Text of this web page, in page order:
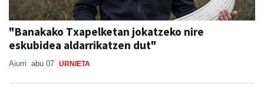
"Banakako Txapelketan jokatzeko nire
eskubidea aldarrikatzen dut"
Aiurri abu 07 URNIETA